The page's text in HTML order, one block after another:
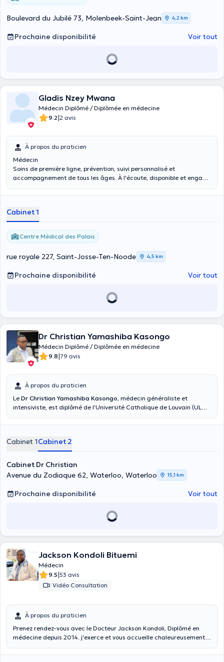
Boulevard du Jubilé 73, Molenbeek-Saint-Jean 4,2 km
Prochaine disponibilité Voir tout
Gladis Nzey Mwana
Médecin Diplômé / Diplômée en médecine
9.2|2 avis
À propos du praticien
Médecin
Soins de première ligne, prévention, suivi personnalisé et
accompagnement de tous les âges. À l'écoute, disponible et engagé
Cabinet 1
Centre Médical des Palais
rue royale 227, Saint-Josse-Ten-Noode 4,5 km
Prochaine disponibilité Voir tout
Dr Christian Yamashiba Kasongo
Médecin Diplômé / Diplômée en médecine
9.8|79 avis
À propos du praticien
Le Dr Christian Yamashiba Kasongo, médecin généraliste et
intensiviste, est diplômé de l’Université Catholique de Louvain (ULC)
générale, en réanimation, en médecine du travail et en santé
consulte à son cabinet à Waterloo dans le passage Wellington. Il a
plus de 20 ans de pratique dans plusieurs hôpitaux en Belgique et a
été expert et conseiller au cabinet du ministre de la Santé en RDC
Kinshasa lors de la gestion de l’épidémie Ebola. Il reçoit ses patients
en français ou anglais pour diverses consultations : allergie,
électrocardiogramme, prise de sang et vaccination. Elle est
Ponctuel, il intervient dans un cabinet propre et n’hésite pas à
avertir ses patients concernant les effets secondaires de ses
Cabinet 1Cabinet 2
Cabinet Dr Christian
Avenue du Zodiaque 62, Waterloo, Waterloo
15,1 km
Prochaine disponibilité Voir tout
Jackson Kondoli Bituemi
Médecin
9.5|53 avis
Vidéo Consultation
À propos du praticien
Prenez rendez-vous avec le Docteur Jackson Kondoli, Diplômé en
médecine depuis 2014. j'exerce et vous accueille chaleureusement
1090 Jette et je réalise aussi des consultations vidéos. +32 46 64 61